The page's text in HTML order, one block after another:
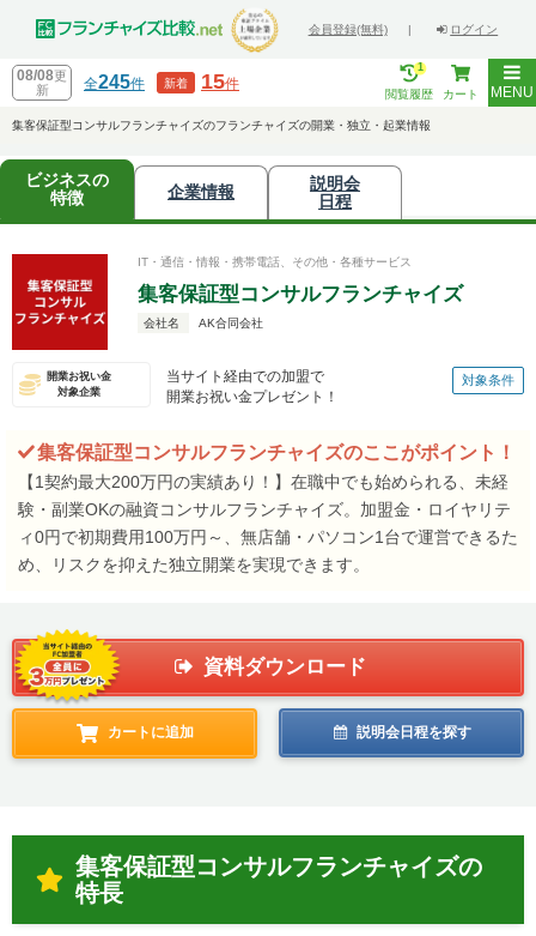
会員登録(無料) | ログイン
08/08更
新
全245件 新着 15件
1
閲覧履歴 カート MENU
集客保証型コンサルフランチャイズのフランチャイズの開業・独立・起業情報
ビジネスの
特徴
企業情報
説明会
日程
IT・通信・情報・携帯電話、その他・各種サービス
集客保証型コンサルフランチャイズ
会社名 AK合同会社
開業お祝い金
対象企業
当サイト経由での加盟で
開業お祝い金プレゼント！
対象条件
集客保証型コンサルフランチャイズのここがポイント！
【1契約最大200万円の実績あり！】在職中でも始められる、未経
験・副業OKの融資コンサルフランチャイズ。加盟金・ロイヤリテ
ィ0円で初期費用100万円～、無店舗・パソコン1台で運営できるた
め、リスクを抑えた独立開業を実現できます。
資料ダウンロード
カートに追加 説明会日程を探す
集客保証型コンサルフランチャイズの
特長